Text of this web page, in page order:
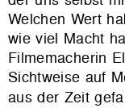
Welchen Wert
wie viel Macht
Filmemacherin
Sichtweise auf
aus der Zeit